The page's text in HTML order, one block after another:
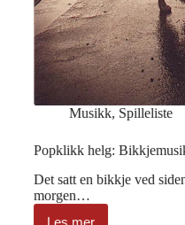
Musikk, Spilleliste
Popklikk helg:
Det satt en bikkje ved
morgen…
Les mer